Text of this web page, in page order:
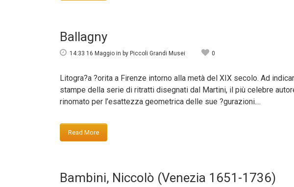
Ballagny
14:33 16 Maggio in by Piccoli Grandi Musei 0
Litogra?a ?orita a Firenze intorno alla metà del XIX secolo. Ad
stampe della serie di ritratti disegnati dal Martini, il più celebre
rinomato per l’esattezza geometrica delle sue ?gurazioni....
Read More
Bambini, Niccolò (Venezia 1651-1736)